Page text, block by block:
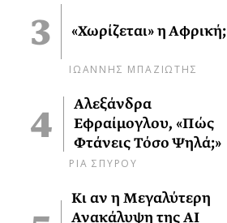
«Χωρίζεται» η Αφρική;
ΙΩΑΝΝΗΣ ΜΠΑΖΙΩΤΗΣ
Αλεξάνδρα
Εφραίμογλου, «Πώς
Φτάνεις Τόσο Ψηλά;»
ΡΙΑ ΣΠΥΡΟΥ
Κι αν η Μεγαλύτερη
Ανακάλυψη της AI